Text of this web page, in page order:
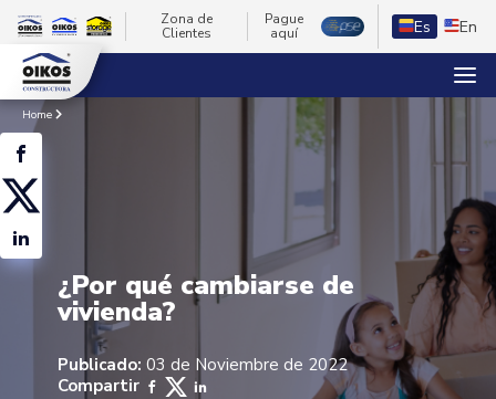
Zona de
Clientes
Pague
aquí
Es En
Home
¿Por qué cambiarse de
vivienda?
Publicado: 03 de Noviembre de 2022
Compartir